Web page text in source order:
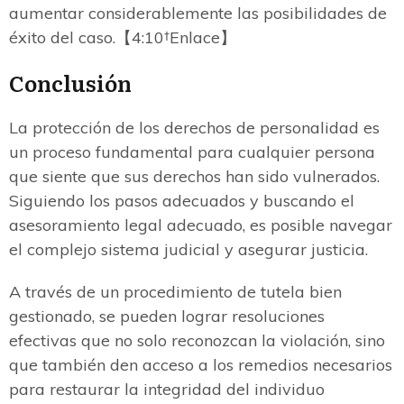
aumentar considerablemente las posibilidades de
éxito del caso.【4:10†Enlace】
Conclusión
La protección de los derechos de personalidad es
un proceso fundamental para cualquier persona
que siente que sus derechos han sido vulnerados.
Siguiendo los pasos adecuados y buscando el
asesoramiento legal adecuado, es posible navegar
el complejo sistema judicial y asegurar justicia.
A través de un procedimiento de tutela bien
gestionado, se pueden lograr resoluciones
efectivas que no solo reconozcan la violación, sino
que también den acceso a los remedios necesarios
para restaurar la integridad del individuo